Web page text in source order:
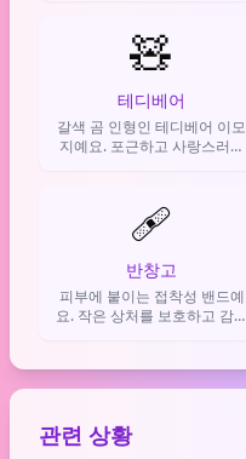
를 만들 때 써요.
🧸
테디베어
갈색 곰 인형인 테디베어 이모
지예요. 포근하고 사랑스러운
🩹
반창고
피부에 붙이는 접착성 밴드예
요. 작은 상처를 보호하고 감염
관련 상황